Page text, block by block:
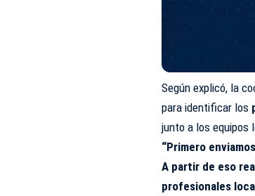
Según explicó, la
para identificar los
junto a los equipos
“Primero
A partir de eso
profesionales